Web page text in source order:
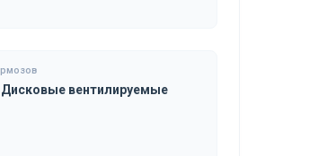
вентилируемые